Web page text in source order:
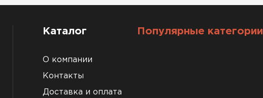
Каталог
О компании
Контакты
Доставка и оплата
Популярные категории